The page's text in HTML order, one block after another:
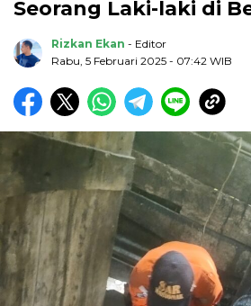
Seorang Laki-laki di
Rizkan Ekan - Editor
Rabu, 5 Februari 2025 - 07:42 WIB